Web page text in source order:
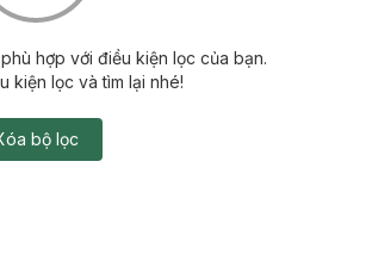
hợp với điều kiện lọc của bạn.
kiện lọc và tìm lại nhé!
bộ lọc